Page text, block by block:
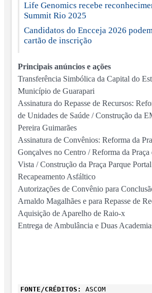
Life Genomics recebe
Summit Rio 2025
Candidatos do Encceja 2026
cartão de inscrição
Principais anúncios e ações
Transferência Simbólica da Capital do
Município de Guarapari
Assinatura do Repasse de Recursos:
de Unidades de Saúde / Construção da
Pereira Guimarães
Assinatura de Convênios: Reforma da
Gonçalves no Centro / Reforma da
Vista / Construção da Praça Parque
Recapeamento Asfáltico
Autorizações de Convênio para
Arnaldo Magalhães e para Repasse de
Aquisição de Aparelho de Raio-x
Entrega de Ambulância e Duas
FONTE/CRÉDITOS: ASCOM